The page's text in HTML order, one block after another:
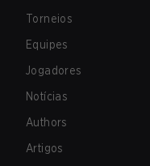
Torneios
Equipes
Jogadores
Notícias
Authors
Artigos